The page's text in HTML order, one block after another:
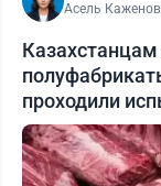
Асель
проходили